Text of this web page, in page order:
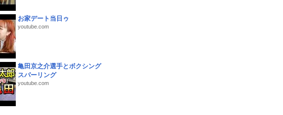
お家デート当日ゥ
youtube.com
亀田京之介選手とボクシング
スパーリング
youtube.com